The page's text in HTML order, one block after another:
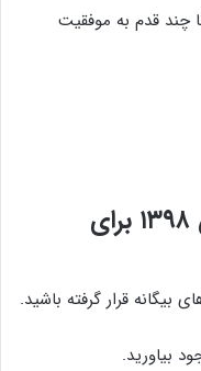
چند قدم به موفقیت
– فال روزانه در روز ۲۴ بهمن ۱۳۹۸ برای
قرار گرفته باشید.
بیاورید.